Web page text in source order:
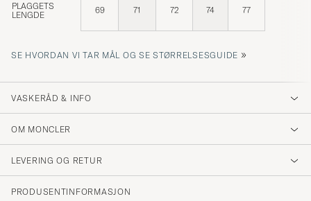
PLAGGETS
LENGDE
69 71 72 74 77
SE HVORDAN VI TAR MÅL OG SE STØRRELSESGUIDE »
VASKERÅD & INFO
OM MONCLER
LEVERING OG RETUR
PRODUSENTINFORMASJON